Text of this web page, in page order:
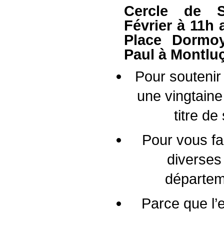
Cercle de
Février à 11h
Place
Paul à
Pour
une
titre de
Pour vous
Parce que